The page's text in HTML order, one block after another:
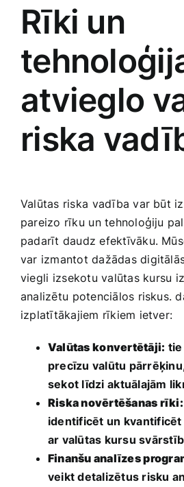
Rīki un
atvieglo
riska
Valūtas riska ⁤vadība var būt
pareizo rīku⁤ un‌ tehnoloģiju​
‍padarīt daudz efektīvāku.
var izmantot dažādas
viegli ⁣izsekotu valūtas ⁤kursu
analizētu ⁢potenciālos riskus.
izplatītākajiem rīkiem ietver:
Valūtas⁢ konvertētāji: tie
‍precīzu valūtu
sekot līdzi⁤ aktuālajām
Riska ‍novērtēšanas rīki:
identificēt ⁣un
ar valūtas kursu
Finanšu analīzes⁤
veikt detalizētus​ risku